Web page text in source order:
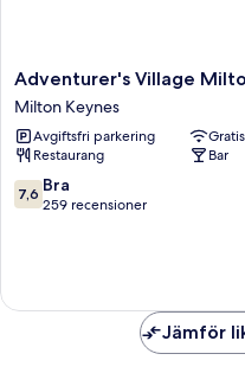
Adventurer's
Village
Milton
Keynes
Milton
Keynes
Adventurer's Village
Milton Keynes
Avgiftsfri parkering
Restaurang
Bar
7.6
av
7,6 Bra
259 recensioner
Jämför